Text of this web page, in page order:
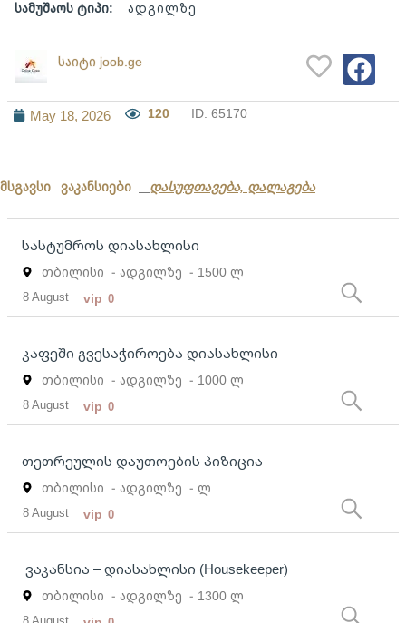
სამუშაოს ტიპი:
ადგილზე
საიტი joob.ge
May 18, 2026 120 ID: 65170
მსგავსი ვაკანსიები დასუფთავება, დალაგება
სასტუმროს დიასახლისი
თბილისი - ადგილზე - 1500 ლ
8 August vip 0
კაფეში გვესაჭიროება დიასახლისი
თბილისი - ადგილზე - 1000 ლ
8 August vip 0
თეთრეულის დაუთოების პიზიცია
თბილისი - ადგილზე - ლ
8 August vip 0
ვაკანსია – დიასახლისი (Housekeeper)
თბილისი - ადგილზე - 1300 ლ